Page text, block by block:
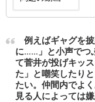
例えばギャグを
に……」と小声でつ
て菅井が投げキッ
た」と嘲笑したり
たい。仲間内でよ
見る人によっては